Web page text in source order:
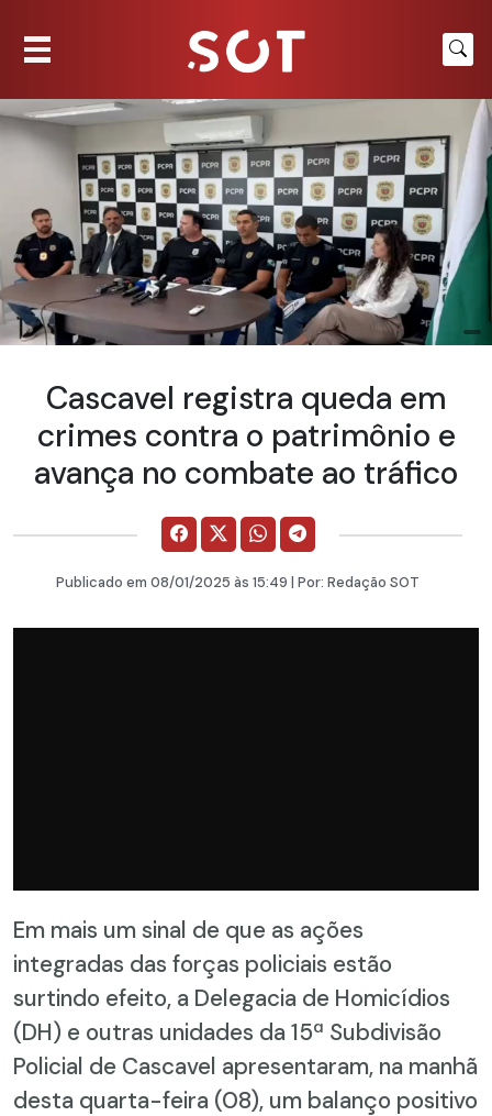
Cascavel registra queda em
crimes contra o patrimônio e
avança no combate ao tráfico
Publicado em 08/01/2025 às 15:49 | Por: Redação SOT
Em mais um sinal de que as ações
integradas das forças policiais estão
surtindo efeito, a Delegacia de Homicídios
(DH) e outras unidades da 15ª Subdivisão
Policial de Cascavel apresentaram, na manhã
desta quarta-feira (08), um balanço positivo